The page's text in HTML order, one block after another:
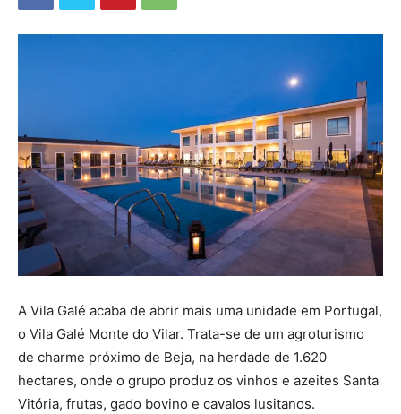
A Vila Galé acaba de abrir mais uma unidade em Portugal,
o Vila Galé Monte do Vilar. Trata-se de um agroturismo
de charme próximo de Beja, na herdade de 1.620
hectares, onde o grupo produz os vinhos e azeites Santa
Vitória, frutas, gado bovino e cavalos lusitanos.